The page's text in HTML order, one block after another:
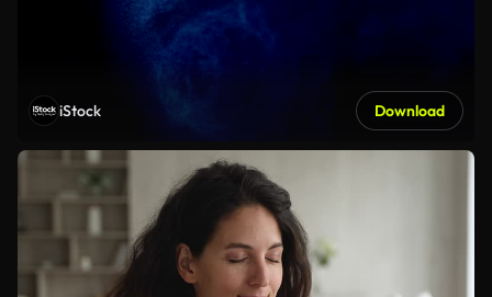
iStock Download